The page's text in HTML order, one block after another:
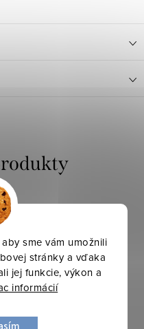
sme vám umožnili
stránky a vďaka
jej funkcie, výkon a
informácií